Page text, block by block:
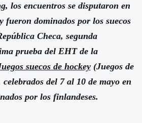
los encuentros se disputaron en
fueron dominados por los suecos
Checa, segunda
prueba del EHT de la
suecos de hockey(Juegos de
del 7 al 10 de mayo en
por los finlandeses.